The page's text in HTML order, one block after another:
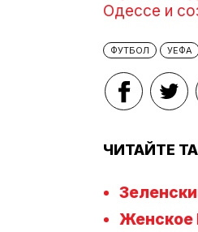
Одессе и
ФУТБОЛ УЕФА
ЧИТАЙТЕ
Женское